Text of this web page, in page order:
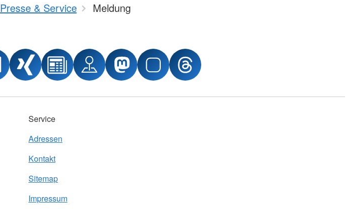
Presse & Service Meldung
Service
Adressen
Kontakt
Sitemap
Impressum